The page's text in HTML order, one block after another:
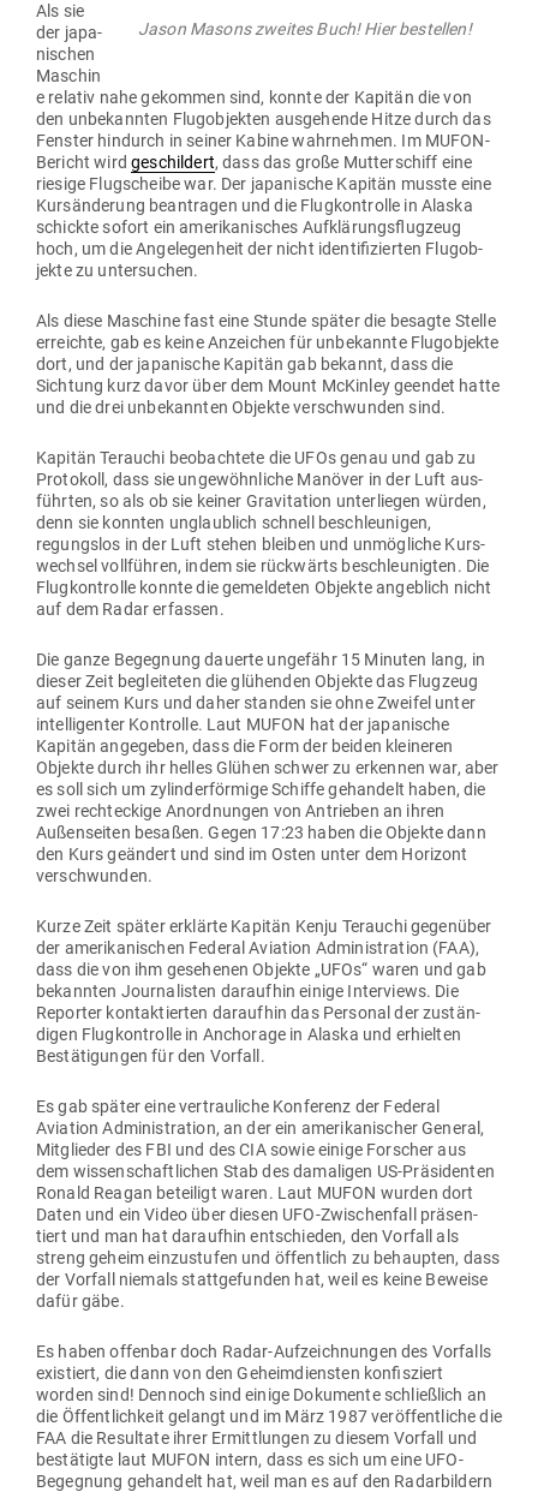
Jason Masons zweites Buch! Hier bestellen!
Als sie
der japa­
ni­schen
Maschin
e relativ nahe gekommen sind, konnte der Kapitän die von
den unbe­kannten Flug­ob­jekten aus­ge­hende Hitze durch das
Fenster hin­durch in seiner Kabine wahr­nehmen. Im MUFON-
Bericht wirdgeschildert, dass das große Mut­ter­schiff eine
riesige Flug­scheibe war. Der japa­nische Kapitän musste eine
Kurs­än­derung bean­tragen und die Flug­kon­trolle in Alaska
schickte sofort ein ame­ri­ka­ni­sches Auf­klä­rungs­flugzeug
hoch, um die Ange­le­genheit der nicht iden­ti­fi­zierten Flug­ob­
jekte zu untersuchen.
Als diese Maschine fast eine Stunde später die besagte Stelle
erreichte, gab es keine Anzeichen für unbe­kannte Flug­ob­jekte
dort, und der japa­nische Kapitän gab bekannt, dass die
Sichtung kurz davor über dem Mount McKinley geendet hatte
und die drei unbe­kannten Objekte ver­schwunden sind.
Kapitän Terauchi beob­achtete die UFOs genau und gab zu
Pro­tokoll, dass sie unge­wöhn­liche Manöver in der Luft aus­
führten, so als ob sie keiner Gra­vi­tation unter­liegen würden,
denn sie konnten unglaublich schnell beschleu­nigen,
regungslos in der Luft stehen bleiben und unmög­liche Kurs­
wechsel voll­führen, indem sie rück­wärts beschleu­nigten. Die
Flug­kon­trolle konnte die gemel­deten Objekte angeblich nicht
auf dem Radar erfassen.
Die ganze Begegnung dauerte ungefähr 15 Minuten lang, in
dieser Zeit beglei­teten die glü­henden Objekte das Flugzeug
auf seinem Kurs und daher standen sie ohne Zweifel unter
intel­li­genter Kon­trolle. Laut MUFON hat der japa­nische
Kapitän ange­geben, dass die Form der beiden klei­neren
Objekte durch ihr helles Glühen schwer zu erkennen war, aber
es soll sich um zylin­der­förmige Schiffe gehandelt haben, die
zwei recht­eckige Anord­nungen von Antrieben an ihren
Außen­seiten besaßen. Gegen 17:23 haben die Objekte dann
den Kurs geändert und sind im Osten unter dem Horizont
verschwunden.
Kurze Zeit später erklärte Kapitän Kenju Terauchi gegenüber
der ame­ri­ka­ni­schen Federal Aviation Admi­nis­tration (FAA),
dass die von ihm gese­henen Objekte „UFOs“ waren und gab
bekannten Jour­na­listen dar­aufhin einige Inter­views. Die
Reporter kon­tak­tierten dar­aufhin das Per­sonal der zustän­
digen Flug­kon­trolle in Anchorage in Alaska und erhielten
Bestä­ti­gungen für den Vorfall.
Es gab später eine ver­trau­liche Kon­ferenz der Federal
Aviation Admi­nis­tration, an der ein ame­ri­ka­ni­scher General,
Mit­glieder des FBI und des CIA sowie einige For­scher aus
dem wis­sen­schaft­lichen Stab des dama­ligen US-Prä­si­denten
Ronald Reagan beteiligt waren. Laut MUFON wurden dort
Daten und ein Video über diesen UFO-Zwi­schenfall prä­sen­
tiert und man hat dar­aufhin ent­schieden, den Vorfall als
streng geheim ein­zu­stufen und öffentlich zu behaupten, dass
der Vorfall niemals statt­ge­funden hat, weil es keine Beweise
dafür gäbe.
Es haben offenbar doch Radar-Auf­zeich­nungen des Vor­falls
exis­tiert, die dann von den Geheim­diensten kon­fis­ziert
worden sind! Dennoch sind einige Doku­mente schließlich an
die Öffent­lichkeit gelangt und im März 1987 ver­öf­fent­liche die
FAA die Resultate ihrer Ermitt­lungen zu diesem Vorfall und
bestä­tigte laut MUFON intern, dass es sich um eine UFO-
Begegnung gehandelt hat, weil man es auf den Radar­bildern